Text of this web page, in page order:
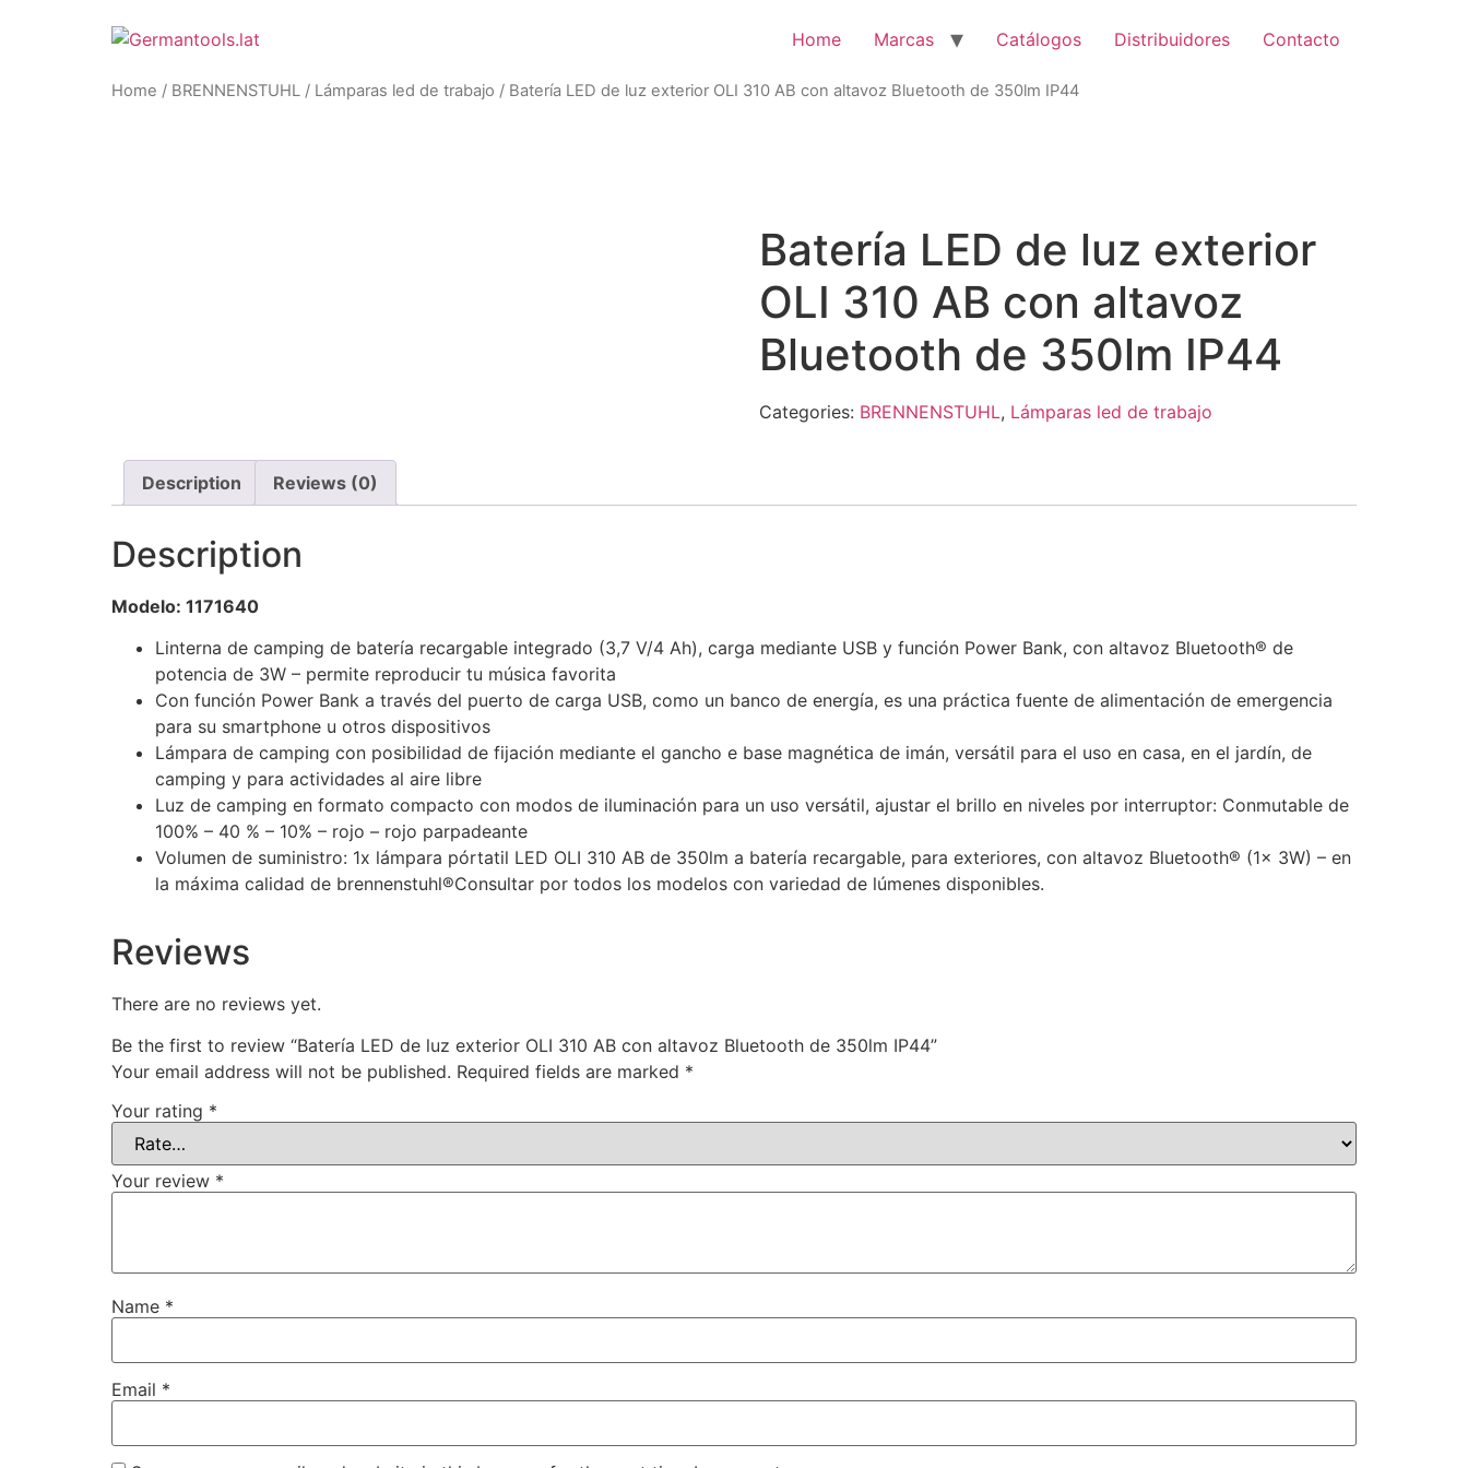
Home Marcas Catálogos Distribuidores Contacto
Home / BRENNENSTUHL / Lámparas led de trabajo / Batería LED de luz exterior OLI 310 AB con altavoz Bluetooth de 350lm IP44
Batería LED de luz exterior
OLI 310 AB con altavoz
Bluetooth de 350lm IP44
Categories: BRENNENSTUHL, Lámparas led de trabajo
Description Reviews (0)
Description
Modelo: 1171640
Linterna de camping de batería recargable integrado (3,7 V/4 Ah), carga mediante USB y función Power Bank, con altavoz Bluetooth® de
potencia de 3W – permite reproducir tu música favorita
Con función Power Bank a través del puerto de carga USB, como un banco de energía, es una práctica fuente de alimentación de emergencia
para su smartphone u otros dispositivos
Lámpara de camping con posibilidad de fijación mediante el gancho e base magnética de imán, versátil para el uso en casa, en el jardín, de
camping y para actividades al aire libre
Luz de camping en formato compacto con modos de iluminación para un uso versátil, ajustar el brillo en niveles por interruptor: Conmutable de
100% – 40 % – 10% – rojo – rojo parpadeante
Volumen de suministro: 1x lámpara pórtatil LED OLI 310 AB de 350lm a batería recargable, para exteriores, con altavoz Bluetooth® (1x 3W) – en
la máxima calidad de brennenstuhl®Consultar por todos los modelos con variedad de lúmenes disponibles.
Reviews
There are no reviews yet.
Be the first to review “Batería LED de luz exterior OLI 310 AB con altavoz Bluetooth de 350lm IP44”
Your email address will not be published. Required fields are marked *
Your rating *
Your review *
Name *
Email *